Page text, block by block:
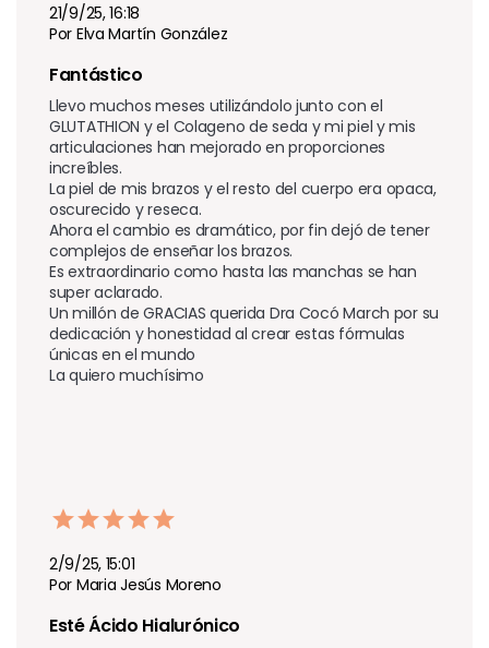
21/9/25, 16:18
Por Elva Martín González
Fantástico
Llevo muchos meses utilizándolo junto con el
GLUTATHION y el Colageno de seda y mi piel y mis
articulaciones han mejorado en proporciones
increíbles.
La piel de mis brazos y el resto del cuerpo era opaca,
oscurecido y reseca.
Ahora el cambio es dramático, por fin dejó de tener
complejos de enseñar los brazos.
Es extraordinario como hasta las manchas se han
super aclarado.
Un millón de GRACIAS querida Dra Cocó March por su
dedicación y honestidad al crear estas fórmulas
únicas en el mundo
La quiero muchísimo
2/9/25, 15:01
Por Maria Jesús Moreno
Esté Ácido Hialurónico